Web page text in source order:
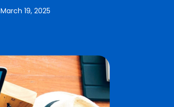
March 19, 2025